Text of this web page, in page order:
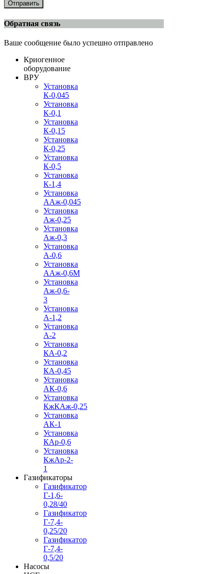
Отправить
Обратная связь
Ваше сообщение было успешно отправлено
Криогенное
оборудование
ВРУ
Установка
К-0,045
Установка
К-0,1
Установка
К-0,15
Установка
К-0,25
Установка
К-0,5
Установка
К-1,4
Установка
ААж-0,045
Установка
Аж-0,25
Установка
Аж-0,3
Установка
А-0,6
Установка
ААж-0,6М
Установка
Аж-0,6-
3
Установка
А-1,2
Установка
А-2
Установка
КА-0,2
Установка
КА-0,45
Установка
АК-0,6
Установка
КжКАж-0,25
Установка
АК-1
Установка
КАр-0,6
Установка
КжАр-2-
1
Газификаторы
Газификатор
Г-1,6-
0,28/40
Газификатор
Г-7,4-
0,25/20
Газификатор
Г-7,4-
0,5/20
Насосы